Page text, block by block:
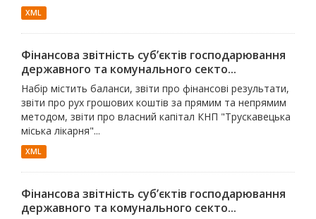
XML
Фінансова звітність суб’єктів господарювання
державного та комунального секто...
Набір містить баланси, звіти про фінансові результати,
звіти про рух грошових коштів за прямим та непрямим
методом, звіти про власний капітал КНП "Трускавецька
міська лікарня"...
XML
Фінансова звітність суб’єктів господарювання
державного та комунального секто...